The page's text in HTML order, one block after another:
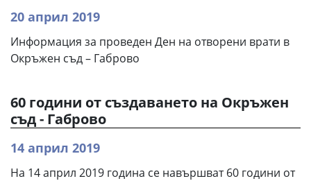
20 април 2019
Информация за проведен Ден на отворени врати в
Окръжен съд – Габрово
60 години от създаването на Окръжен
съд - Габрово
14 април 2019
На 14 април 2019 година се навършват 60 години от